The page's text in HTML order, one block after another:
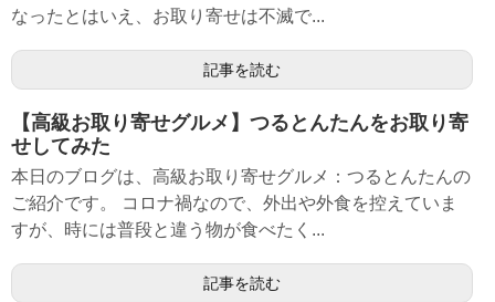
なったとはいえ、お取り寄せは不滅で...
記事を読む
【高級お取り寄せグルメ】つるとんたんをお取り寄
せしてみた
本日のブログは、高級お取り寄せグルメ：つるとんたんの
ご紹介です。 コロナ禍なので、外出や外食を控えていま
すが、時には普段と違う物が食べたく...
記事を読む